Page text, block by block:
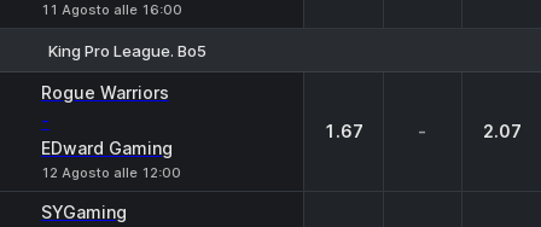
11 Agosto alle 16:00
King Pro League. Bo5
Rogue Warriors
-
EDward Gaming
12 Agosto alle 12:00
1.67 - 2.07
SYGaming